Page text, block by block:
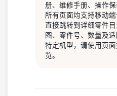
册、维修手册、操作保
所有页面均支持移动端
直接跳转到详细零件
图、零件号、数量及
特定机型，请使用页
览。